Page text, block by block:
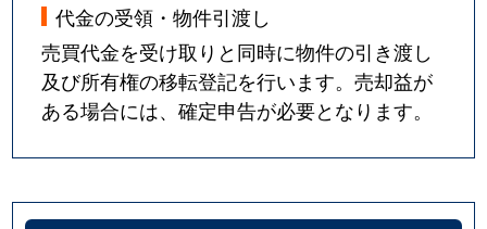
代金の受領・物件引渡し
売買代金を受け取りと同時に物件の引き渡し
及び所有権の移転登記を行います。売却益が
ある場合には、確定申告が必要となります。